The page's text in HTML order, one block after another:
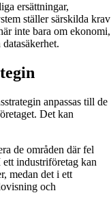
ersättningar,
ställer särskilda krav
inte bara om ekonomi,
anpassas till de
Det kan
de områden där fel
industriföretag kan
medan det i ett
och